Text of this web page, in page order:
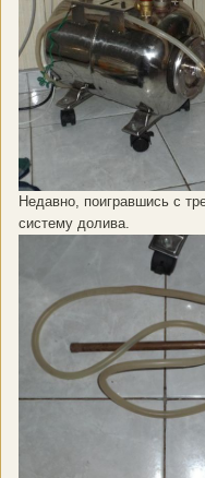
Недавно, поигравшись с
систему долива.